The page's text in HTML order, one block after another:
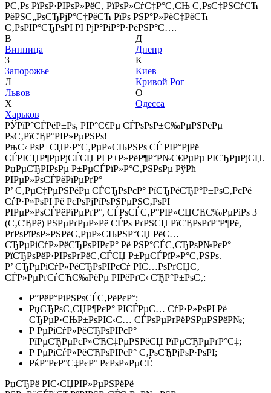
Р­С‚Рѕ РїРѕР·РІРѕР»РёС‚ РїРѕР»СѓС‡Р°С‚СЊ С‚РѕС‡РЅСѓСЋ
РёРЅС„РѕСЂРјР°С†РёСЋ РїРѕ РЅР°Р»РёС‡РёСЋ
С‚РѕРІР°СЂРѕРІ РІ РјР°РіР°Р·РёРЅР°С….
В
Винница
З
Запорожье
Л
Львов
Х
Харьков
Д
Днепр
К
Киев
Кривой Рог
О
Одесса
РЎРїР°СЃРёР±Рѕ, РІР°С€Рµ СЃРѕРѕР±С‰РµРЅРёРµ
РѕС‚РїСЂР°РІР»РµРЅРѕ!
РњС‹ РѕР±СЏР·Р°С‚РµР»СЊРЅРѕ СЃ РІР°РјРё
СЃРІСЏР¶РµРјСЃСЏ РІ Р±Р»РёР¶Р°Р№С€РµРµ РІСЂРµРјСЏ.
РџРµСЂРІРѕРµ Р±РµСЃРїР»Р°С‚РЅРѕРµ РўРћ
РІРµР»РѕСЃРёРїРµРґР°
Р’ С‚РµС‡РµРЅРёРµ СЃСЂРѕРєР° РїСЂРёСЂР°Р±РѕС‚РєРё
СѓР·Р»РѕРІ Рё РєРѕРјРїРѕРЅРµРЅС‚РѕРІ
РІРµР»РѕСЃРёРїРµРґР°, СЃРѕСЃС‚Р°РІР»СЏСЋС‰РµРіРѕ 3
(С‚СЂРё) РЅРµРґРµР»Рё СЃРѕ РґРЅСЏ РїСЂРѕРґР°Р¶Рё,
РґРѕРїРѕР»РЅРёС‚РµР»СЊРЅР°СЏ РёС…
СЂРµРіСѓР»РёСЂРѕРІРєР° Рё РЅР°СЃС‚СЂРѕР№РєР°
РїСЂРѕРёР·РІРѕРґРёС‚СЃСЏ Р±РµСЃРїР»Р°С‚РЅРѕ.
Р’ СЂРµРіСѓР»РёСЂРѕРІРєСѓ РІС…РѕРґСЏС‚
СЃР»РµРґСѓСЋС‰РёРµ РІРёРґС‹ СЂР°Р±РѕС‚:
Р”РёР°РіРЅРѕСЃС‚РёРєР°;
РџСЂРѕС‚СЏР¶РєР° РІСЃРµС… СѓР·Р»РѕРІ Рё
СЂРµР·СЊР±РѕРІС‹С… СЃРѕРµРґРёРЅРµРЅРёР№;
Р РµРіСѓР»РёСЂРѕРІРєР°
РїРµСЂРµРєР»СЋС‡РµРЅРёСЏ РїРµСЂРµРґР°С‡;
Р РµРіСѓР»РёСЂРѕРІРєР° С‚РѕСЂРјРѕР·РѕРІ;
РќР°РєР°С‡РєР° РєРѕР»РµСЃ.
РџСЂРё РІС‹СЏРІР»РµРЅРёРё